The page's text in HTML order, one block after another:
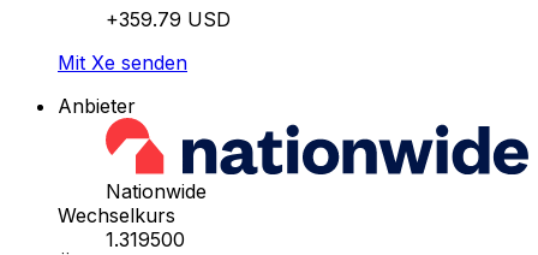
+359.79 USD
Mit Xe senden
Anbieter
Nationwide
Wechselkurs
1.319500